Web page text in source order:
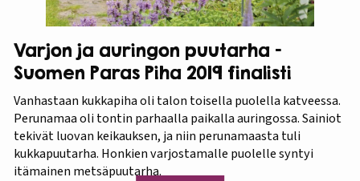
Varjon ja auringon puutarha –
Suomen Paras Piha 2019 finalisti
Vanhastaan kukkapiha oli talon toisella puolella katveessa.
Perunamaa oli tontin parhaalla paikalla auringossa. Sainiot
tekivät luovan keikauksen, ja niin perunamaasta tuli
kukkapuutarha. Honkien varjostamalle puolelle syntyi
itämainen metsäpuutarha.